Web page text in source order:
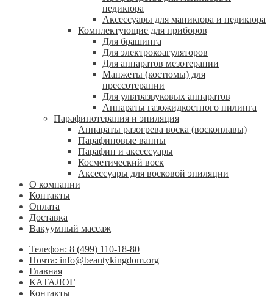
педикюра
Аксессуары для маникюра и педикюра
Комплектующие для приборов
Для брашинга
Для электрокоагуляторов
Для аппаратов мезотерапии
Манжеты (костюмы) для
прессотерапии
Для ультразвуковых аппаратов
Аппараты газожидкостного пилинга
Парафинотерапия и эпиляция
Аппараты разогрева воска (воскоплавы)
Парафиновые ванны
Парафин и аксессуары
Косметический воск
Аксессуары для восковой эпиляции
О компании
Контакты
Оплата
Доставка
Вакуумный массаж
Телефон: 8 (499) 110-18-80
Почта: info@beautykingdom.org
Главная
КАТАЛОГ
Контакты